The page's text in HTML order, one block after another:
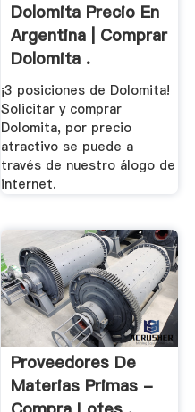
Dolomita Precio En
Argentina | Comprar
Dolomita .
¡3 posiciones de Dolomita!
Solicitar y comprar
Dolomita, por precio
atractivo se puede a
través de nuestro álogo de
internet.
Proveedores De
Materias Primas -